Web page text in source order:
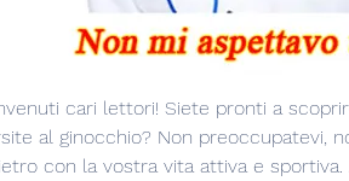
cari lettori! Siete pronti a
al ginocchio? Non preoccupatevi,
con la vostra vita attiva e